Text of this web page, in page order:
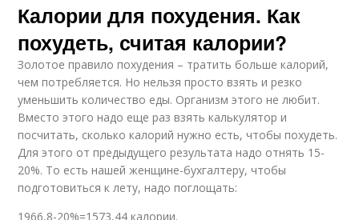
Калории для похудения. Как
похудеть, считая калории?
Золотое правило похудения – тратить больше калорий,
чем потребляется. Но нельзя просто взять и резко
уменьшить количество еды. Организм этого не любит.
Вместо этого надо еще раз взять калькулятор и
посчитать, сколько калорий нужно есть, чтобы похудеть.
Для этого от предыдущего результата надо отнять 15-
20%. То есть нашей женщине-бухгалтеру, чтобы
подготовиться к лету, надо поглощать:
1966,8-20%=1573,44 калории.